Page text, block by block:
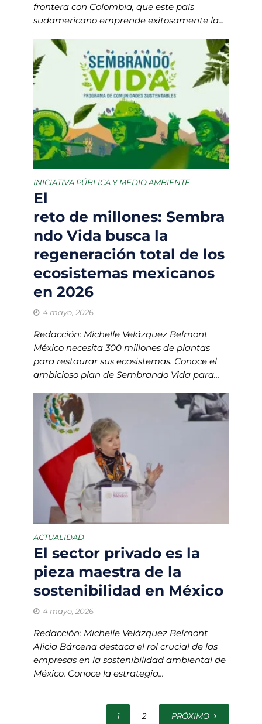
frontera con Colombia, que este país
sudamericano emprende exitosamente la...
INICIATIVA PÚBLICA Y MEDIO AMBIENTE
El
reto de millones: Sembra
ndo Vida busca la
regeneración total de los
ecosistemas mexicanos
en 2026
4 mayo, 2026
Redacción: Michelle Velázquez Belmont
México necesita 300 millones de plantas
para restaurar sus ecosistemas. Conoce el
ambicioso plan de Sembrando Vida para...
ACTUALIDAD
El sector privado es la
pieza maestra de la
sostenibilidad en México
4 mayo, 2026
Redacción: Michelle Velázquez Belmont
Alicia Bárcena destaca el rol crucial de las
empresas en la sostenibilidad ambiental de
México. Conoce la estrategia...
1 2 PRÓXIMO